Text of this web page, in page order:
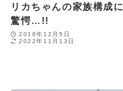
リカちゃんの家族構成に
驚愕…!!
2018年12月5日
2022年11月13日